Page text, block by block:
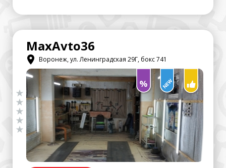
MaxAvto36
Воронеж, ул. Ленинградская 29Г, бокс 741